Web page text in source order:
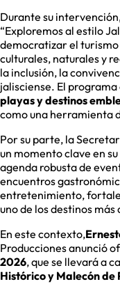
Durante su
“Exploremos al estilo
democratizar el
culturales, naturales y
la inclusión, la
jalisciense. El
playas y destinos
como una herramienta
Por su parte, la
un momento clave en
agenda robusta de
encuentros
entretenimiento,
uno de los destinos
En este contexto,
Producciones anunció
2026, que se llevará a
Histórico y Malecón